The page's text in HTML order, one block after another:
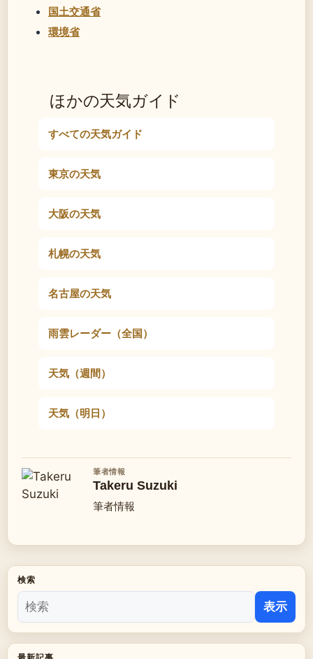
国土交通省
環境省
ほかの天気ガイド
すべての天気ガイド
東京の天気
大阪の天気
札幌の天気
名古屋の天気
雨雲レーダー（全国）
天気（週間）
天気（明日）
筆者情報
Takeru Suzuki
筆者情報
検索
表示